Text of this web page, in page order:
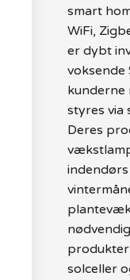
smart
WiFi,
er dybt
kunderne
styres via
Deres
solceller